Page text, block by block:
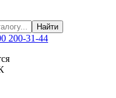
Найти
200-31-44